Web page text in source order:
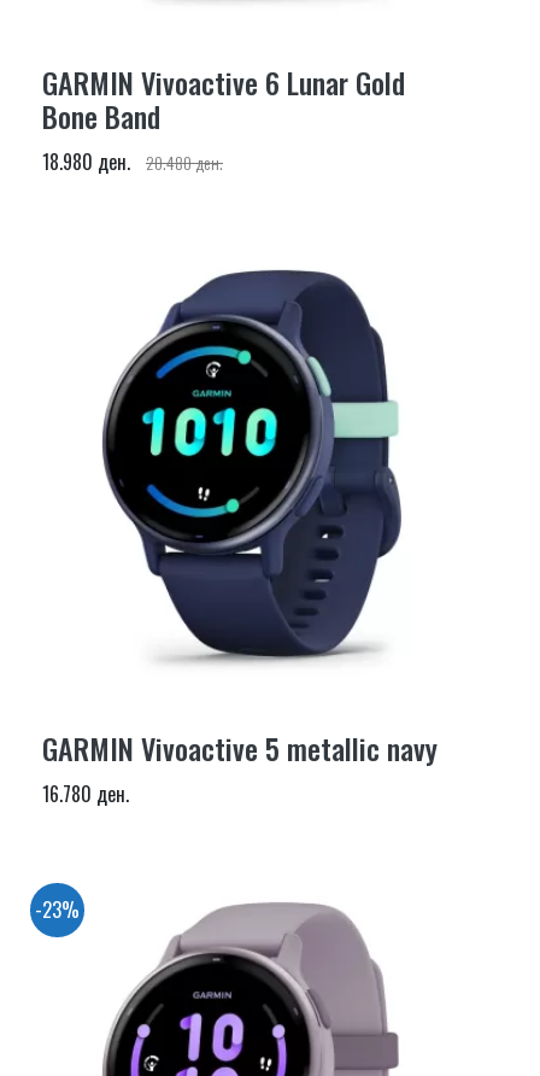
GARMIN Vivoactive 6 Lunar Gold
Bone Band
18.980 ден. 20.480 ден.
GARMIN Vivoactive 5 metallic navy
16.780 ден.
-23%